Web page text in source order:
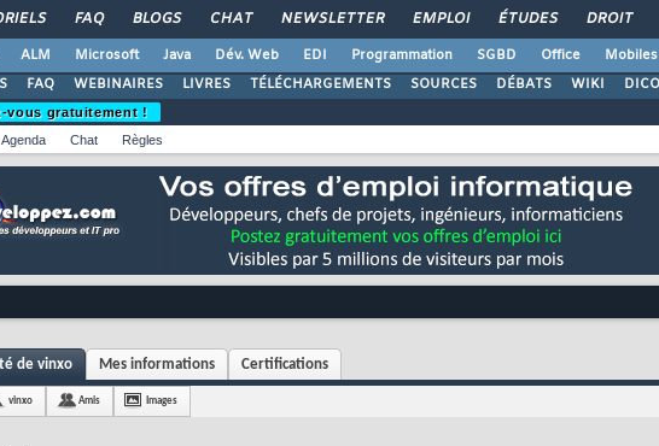
FAQ BLOGS CHAT NEWSLETTER EMPLOI ÉTUDES DROIT
ALM Microsoft Java Dév. Web EDI Programmation SGBD Office Mobiles
FAQ WEBINAIRES LIVRES TÉLÉCHARGEMENTS SOURCES DÉBATS WIKI DICO
vous gratuitement !
Agenda Chat Règles
de vinxo Mes informations Certifications
vinxo Amis Images